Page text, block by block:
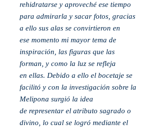
rehidratarse y aproveché ese tiempo
para admirarla y sacar fotos, gracias
a ello sus alas se convirtieron en
ese momento mi mayor tema de
inspiración, las figuras que las
forman, y como la luz se refleja
en ellas. Debido a ello el bocetaje se
facilitó y con la investigación sobre la
Melipona surgió la idea
de representar el atributo sagrado o
divino, lo cual se logró mediante el